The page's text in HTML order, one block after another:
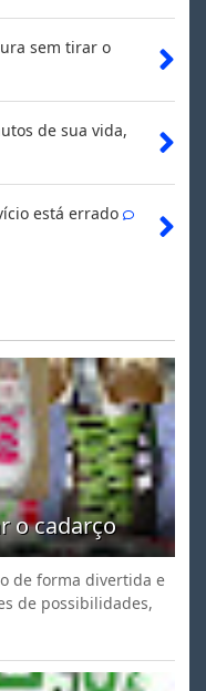
sem tirar o
de sua vida,
está errado
o cadarço
de forma divertida e
de possibilidades,